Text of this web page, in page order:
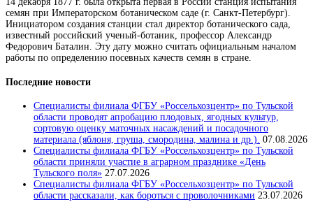
семян при Императорском ботаническом саде (г. Санкт-Петербург).
Инициатором создания станции стал директор ботанического сада,
известный российский ученый-ботаник, профессор Александр
Федорович Баталин. Эту дату можно считать официальным началом
работы по определению посевных качеств семян в стране.
Последние новости
Специалисты филиала ФГБУ «Россельхозцентр» по Тульской
области проводят апробацию плодовых, ягодных культур,
сортовую оценку маточных насаждений и посадочного
материала (яблоня, груша, смородина, малина и др.). 07.08.2026
Специалисты филиала ФГБУ «Россельхозцентр» по Тульской
области приняли участие в аграрном празднике «День
Тульского поля» 27.07.2026
Специалисты филиала ФГБУ «Россельхозцентр» по Тульской
области рассказали, как бороться с проволочниками 23.07.2026